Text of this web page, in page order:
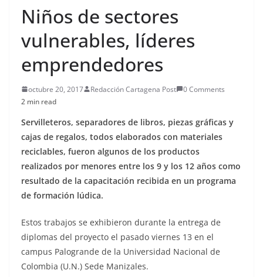
Niños de sectores
vulnerables, líderes
emprendedores
octubre 20, 2017 Redacción Cartagena Post
0 Comments
2 min read
Servilleteros, separadores de libros, piezas gráficas y
cajas de regalos, todos elaborados con materiales
reciclables, fueron algunos de los productos
realizados por menores entre los 9 y los 12 años como
resultado de la capacitación recibida en un programa
de formación lúdica.
Estos trabajos se exhibieron durante la entrega de
diplomas del proyecto el pasado viernes 13 en el
campus Palogrande de la Universidad Nacional de
Colombia (U.N.) Sede Manizales.